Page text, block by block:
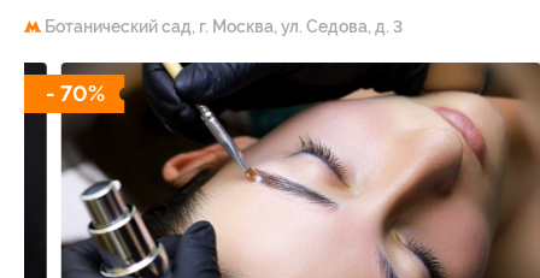
Ботанический сад, г. Москва, ул. Седова, д. 3
- 70%